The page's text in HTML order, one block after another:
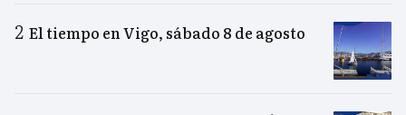
El tiempo en Vigo, sábado 8 de agosto